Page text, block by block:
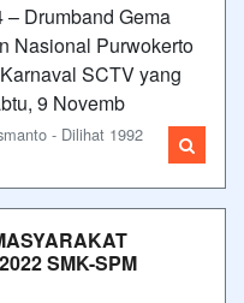
– Drumband Gema
Nasional Purwokerto
SCTV yang
9 Novemb
- Dilihat 1992
SMK-SPM